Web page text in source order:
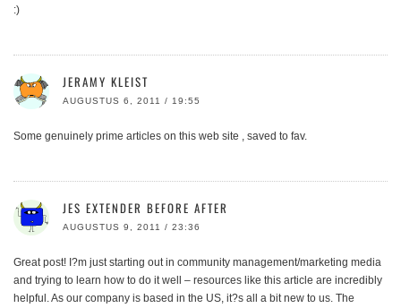
:)
JERAMY KLEIST
AUGUSTUS 6, 2011 / 19:55
Some genuinely prime articles on this web site , saved to fav.
JES EXTENDER BEFORE AFTER
AUGUSTUS 9, 2011 / 23:36
Great post! I?m just starting out in community management/marketing media
and trying to learn how to do it well – resources like this article are incredibly
helpful. As our company is based in the US, it?s all a bit new to us. The